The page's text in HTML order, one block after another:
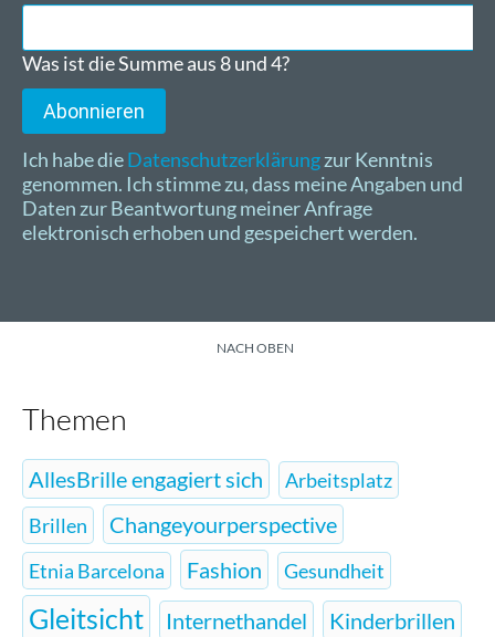
Was ist die Summe aus 8 und 4?
Abonnieren
Ich habe dieDatenschutzerklärungzur Kenntnis
genommen. Ich stimme zu, dass meine Angaben und
Daten zur Beantwortung meiner Anfrage
elektronisch erhoben und gespeichert werden.
NACH OBEN
Themen
AllesBrille engagiert sich
Arbeitsplatz
Brillen
Changeyourperspective
Etnia Barcelona Fashion Gesundheit
Gleitsicht Internethandel Kinderbrillen